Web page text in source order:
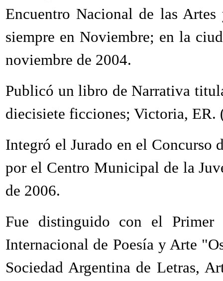
Encuentro Nacional de las
siempre en Noviembre; en la
noviembre de 2004.
Publicó un libro de Narrativa
diecisiete ficciones; Victoria, ER.
Integró el Jurado en el Concurso
por el Centro Municipal de la
de 2006.
Fue distinguido con el
Internacional de Poesía y Arte
Sociedad Argentina de Letras,